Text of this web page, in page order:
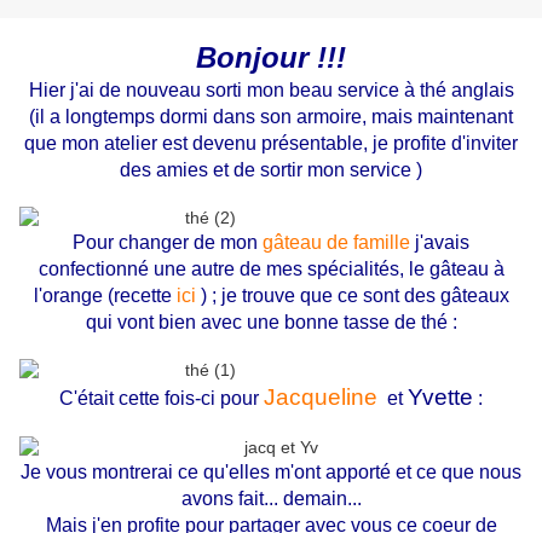
Bonjour !!!
Hier j'ai de nouveau sorti mon beau service à thé anglais
(il a longtemps dormi dans son armoire, mais maintenant
que mon atelier est devenu présentable, je profite d'inviter
des amies et de sortir mon service )
Pour changer de mon gâteau de famille j'avais
confectionné une autre de mes spécialités, le gâteau à
l'orange (recette ici ); je trouve que ce sont des gâteaux
qui vont bien avec une bonne tasse de thé :
C'était cette fois-ci pour Jacqueline etYvette :
Je vous montrerai ce qu'elles m'ont apporté et ce que nous
avons fait... demain...
Mais j'en profite pour partager avec vous ce coeur de